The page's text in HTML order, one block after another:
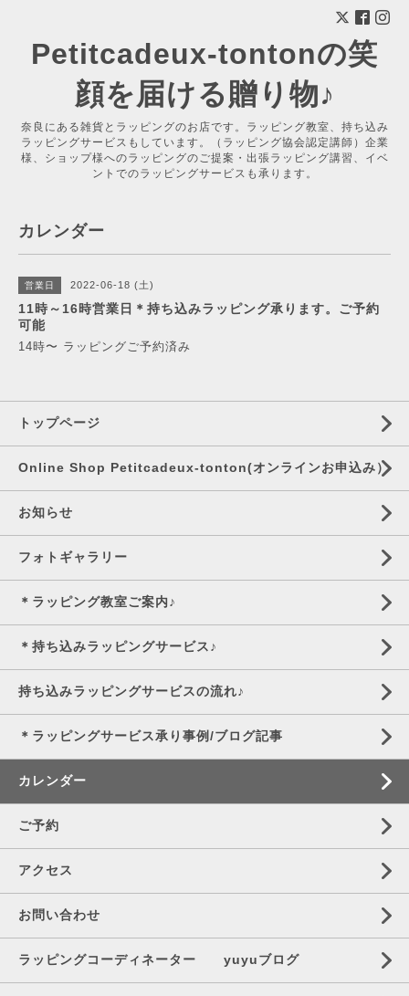
Petitcadeux-tontonの笑
顔を届ける贈り物♪
奈良にある雑貨とラッピングのお店です。ラッピング教室、持ち込み
ラッピングサービスもしています。（ラッピング協会認定講師）企業
様、ショップ様へのラッピングのご提案・出張ラッピング講習、イベ
ントでのラッピングサービスも承ります。
カレンダー
営業日 2022-06-18 (土)
11時～16時営業日＊持ち込みラッピング承ります。ご予約
可能
14時〜 ラッピングご予約済み
トップページ
Online Shop Petitcadeux-tonton(オンラインお申込み）
お知らせ
フォトギャラリー
＊ラッピング教室ご案内♪
＊持ち込みラッピングサービス♪
持ち込みラッピングサービスの流れ♪
＊ラッピングサービス承り事例/ブログ記事
カレンダー
ご予約
アクセス
お問い合わせ
ラッピングコーディネーター yuyuブログ